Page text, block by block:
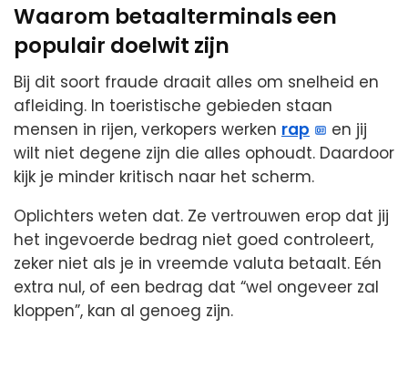
Waarom betaalterminals een
populair doelwit zijn
Bij dit soort fraude draait alles om snelheid en
afleiding. In toeristische gebieden staan
mensen in rijen, verkopers werken rap
en jij
wilt niet degene zijn die alles ophoudt. Daardoor
kijk je minder kritisch naar het scherm.
Oplichters weten dat. Ze vertrouwen erop dat jij
het ingevoerde bedrag niet goed controleert,
zeker niet als je in vreemde valuta betaalt. Eén
extra nul, of een bedrag dat “wel ongeveer zal
kloppen”, kan al genoeg zijn.